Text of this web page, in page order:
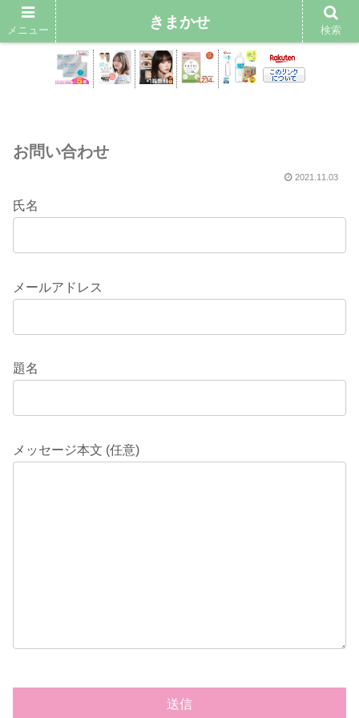
お問い合わせ
2021.11.03
氏名
メールアドレス
題名
メッセージ本文 (任意)
メニュー きまかせ 検索